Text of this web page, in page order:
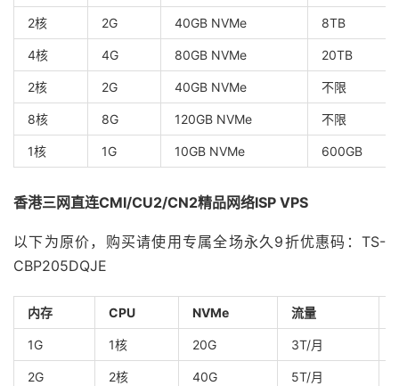
2核 2G 40GB NVMe 8TB
4核 4G 80GB NVMe 20TB
2核 2G 40GB NVMe 不限
8核 8G 120GB NVMe 不限
1核 1G 10GB NVMe 600GB
香港三网直连CMI/CU2/CN2精品网络ISP VPS
以下为原价，购买请使用专属全场永久9折优惠码：TS-
CBP205DQJE
内存 CPU NVMe 流量
1G 1核 20G 3T/月
2G 2核 40G 5T/月